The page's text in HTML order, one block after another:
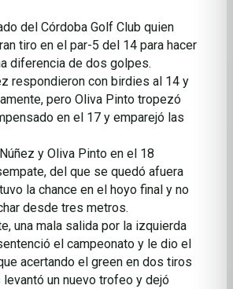
del Córdoba Golf Club quien
tiro en el par-5 del 14 para hacer
diferencia de dos golpes.
respondieron con birdies al 14 y
pero Oliva Pinto tropezó
en el 17 y emparejó las
y Oliva Pinto en el 18
del que se quedó afuera
la chance en el hoyo final y no
desde tres metros.
una mala salida por la izquierda
el campeonato y le dio el
acertando el green en dos tiros
un nuevo trofeo y dejó